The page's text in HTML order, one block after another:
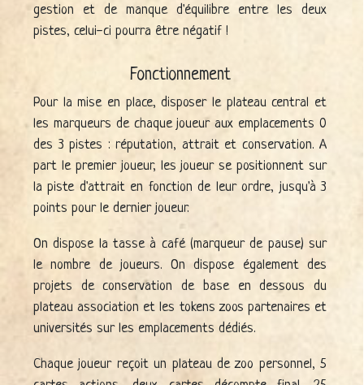
gestion et de manque d'équilibre entre les deux
pistes, celui-ci pourra être négatif !
Fonctionnement
Pour la mise en place, disposer le plateau central et
les marqueurs de chaque joueur aux emplacements 0
des 3 pistes : réputation, attrait et conservation. A
part le premier joueur, les joueur se positionnent sur
la piste d'attrait en fonction de leur ordre, jusqu'à 3
points pour le dernier joueur.
On dispose la tasse à café (marqueur de pause) sur
le nombre de joueurs. On dispose également des
projets de conservation de base en dessous du
plateau association et les tokens zoos partenaires et
universités sur les emplacements dédiés.
Chaque joueur reçoit un plateau de zoo personnel, 5